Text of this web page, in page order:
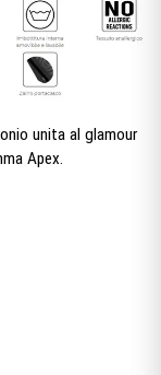
unita al glamour
Apex.